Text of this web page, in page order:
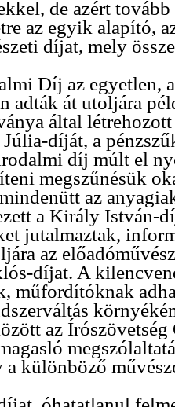
de azért
az egyik alapító,
díjat, mely
Díj az egyetlen,
adták át utoljára
által
díját, a
díj múlt el
megszűnésük
az
a Király István-
jutalmaztak,
az
díjat. A
műfordítóknak
az
különböző